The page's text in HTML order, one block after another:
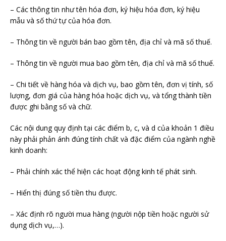
– Các thông tin như tên hóa đơn, ký hiệu hóa đơn, ký hiệu
mẫu và số thứ tự của hóa đơn.
– Thông tin về người bán bao gồm tên, địa chỉ và mã số thuế.
– Thông tin về người mua bao gồm tên, địa chỉ và mã số thuế.
– Chi tiết về hàng hóa và dịch vụ, bao gồm tên, đơn vị tính, số
lượng, đơn giá của hàng hóa hoặc dịch vụ, và tổng thành tiền
được ghi bằng số và chữ.
Các nội dung quy định tại các điểm b, c, và d của khoản 1 điều
này phải phản ánh đúng tính chất và đặc điểm của ngành nghề
kinh doanh:
– Phải chính xác thể hiện các hoạt động kinh tế phát sinh.
– Hiển thị đúng số tiền thu được.
– Xác định rõ người mua hàng (người nộp tiền hoặc người sử
dụng dịch vụ,…).